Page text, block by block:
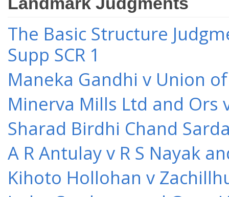
The Basic Structure
Supp SCR 1
Maneka Gandhi v Union
Minerva Mills Ltd and Ors
Sharad Birdhi Chand
A R Antulay v R S Nayak
Kihoto Hollohan v